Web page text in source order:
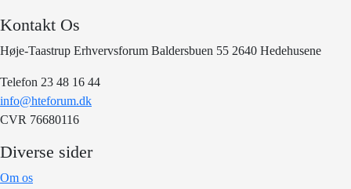
Kontakt Os
Høje-Taastrup Erhvervsforum Baldersbuen 55 2640 Hedehusene
Telefon 23 48 16 44
info@hteforum.dk
CVR 76680116
Diverse sider
Om os